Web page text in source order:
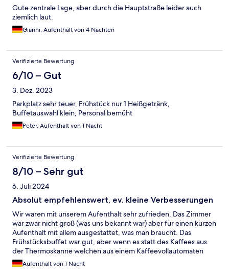
Gute zentrale Lage, aber durch die Hauptstraße leider auch
ziemlich laut.
Gianni, Aufenthalt von 4 Nächten
Verifizierte Bewertung
6/10 – Gut
3. Dez. 2023
Parkplatz sehr teuer, Frühstück nur 1 Heißgetränk,
Buffetauswahl klein, Personal bemüht
Peter, Aufenthalt von 1 Nacht
Verifizierte Bewertung
8/10 – Sehr gut
6. Juli 2024
Absolut empfehlenswert, ev. kleine Verbesserungen
Wir waren mit unserem Aufenthalt sehr zufrieden. Das Zimmer
war zwar nicht groß (was uns bekannt war) aber für einen kurzen
Aufenthalt mit allem ausgestattet, was man braucht. Das
Frühstücksbuffet war gut, aber wenn es statt des Kaffees aus
der Thermoskanne welchen aus einem Kaffeevollautomaten
gegeben hätte, wäre es (fast) perfekt gewesen.
Aufenthalt von 1 Nacht